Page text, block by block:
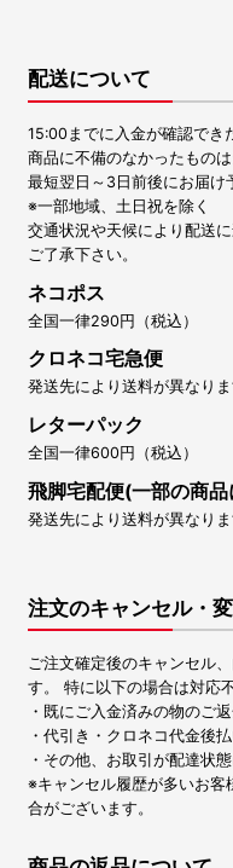
配送について
15:00までに入金が確認でき
商品に不備のなかったもの
最短翌日～3日前後にお届け
※一部地域、土日祝を除く
交通状況や天候により配送
ご了承下さい。
ネコポス
全国一律290円（税込）
クロネコ宅急便
発送先により送料が異なりま
レターパック
全国一律600円（税込）
飛脚宅配便(一部の商
発送先により送料が異なりま
注文のキャンセル・
ご注文確定後のキャンセル
す。 特に以下の場合は対応
・既にご入金済みの物のご
・代引き・クロネコ代金後
・その他、お取引が配達状
※キャンセル履歴が多いお客
合がございます。